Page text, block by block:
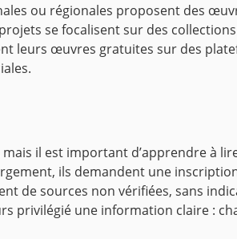
ou régionales proposent des
se focalisent sur des
leurs œuvres gratuites sur des
il est important d’apprendre à
ils demandent une
de sources non vérifiées, sans
privilégié une information claire :